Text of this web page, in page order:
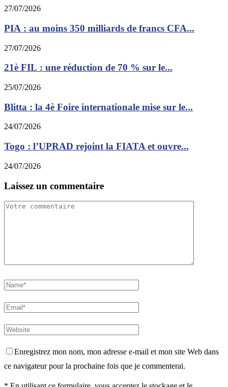
27/07/2026
PIA : au moins 350 milliards de francs CFA...
27/07/2026
21è FIL : une réduction de 70 % sur le...
25/07/2026
Blitta : la 4è Foire internationale mise sur le...
24/07/2026
Togo : l’UPRAD rejoint la FIATA et ouvre...
24/07/2026
Laissez un commentaire
Enregistrez mon nom, mon adresse e-mail et mon site Web dans
ce navigateur pour la prochaine fois que je commenterai.